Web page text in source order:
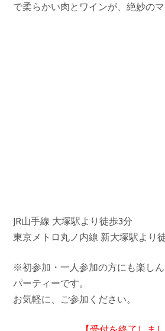
で柔らかい肉とワインが、絶妙のマ
JR山手線 大塚駅より徒歩3分
東京メトロ丸ノ内線 新大塚駅より
※初参加・一人参加の方にも楽し
パーティーです。
お気軽に、ご参加ください。